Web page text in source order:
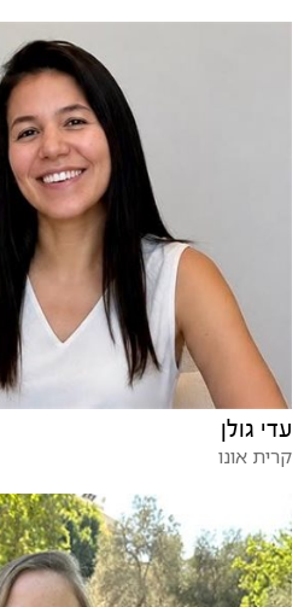
עדי גולן
קרית אונו